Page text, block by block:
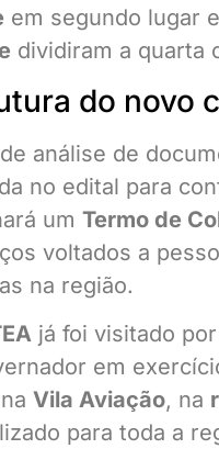
em segundo lugar
dividiram a quarta
do novo
análise de
no edital para
um Termo de
voltados a
na região.
já foi visitado
em
Vila Aviação, na
para toda a